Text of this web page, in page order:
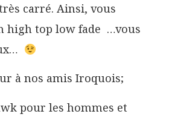
carré. Ainsi, vous
high top low fade …vous
à nos amis Iroquois;
pour les hommes et